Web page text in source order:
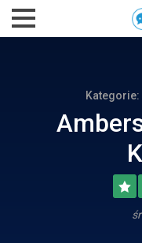
Kategorie: